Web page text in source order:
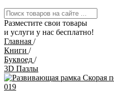
Разместите свои товары
и услуги у нас бесплатно!
Главная /
Книги /
Буквоед /
3D Пазлы